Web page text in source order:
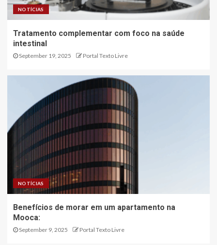
NOTÍCIAS
Tratamento complementar com foco na saúde
intestinal
September 19, 2025 Portal Texto Livre
NOTÍCIAS
Benefícios de morar em um apartamento na
Mooca:
September 9, 2025 Portal Texto Livre